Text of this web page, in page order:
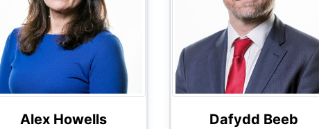
Alex Howells Dafydd Beeb